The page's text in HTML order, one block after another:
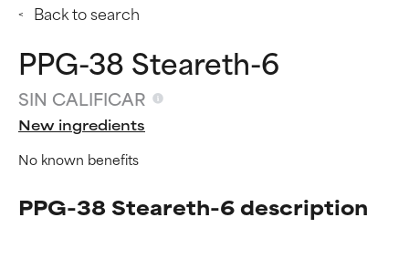
Back to search
PPG-38 Steareth-6
SIN CALIFICAR
New ingredients
No known benefits
PPG-38 Steareth-6 description